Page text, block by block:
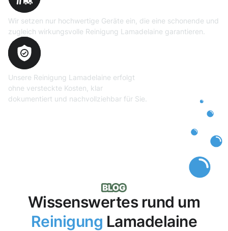
Wir setzen nur hochwertige Geräte ein, die eine schonende und
zugleich wirkungsvolle Reinigung Lamadelaine garantieren.
Unsere Reinigung Lamadelaine erfolgt
ohne versteckte Kosten, klar
dokumentiert und nachvollziehbar für Sie.
Wissenswertes rund um
Reinigung Lamadelaine